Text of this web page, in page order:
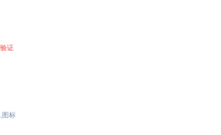
验证
图标